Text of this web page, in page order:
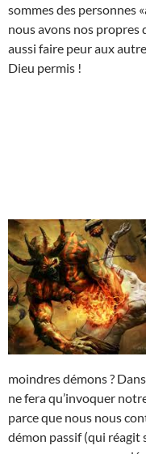
sommes des personnes
nous avons nos
aussi faire peur aux
Dieu permis !
moindres démons ?
ne fera qu’invoquer
parce que nous nous
démon passif (qui réagit